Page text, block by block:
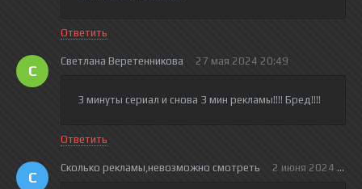
Ответить
С
Светлана Веретенникова 27 мая 2024 20:49
3 минуты сериал и снова 3 мин рекламы!!!! Бред!!!!
Ответить
С
Сколько рекламы,невозможно смотреть 2 июня 2024